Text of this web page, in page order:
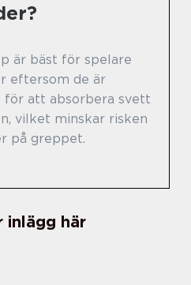
är bäst för spelare
eftersom de är
att absorbera svett
vilket minskar risken
på greppet.
inlägg här